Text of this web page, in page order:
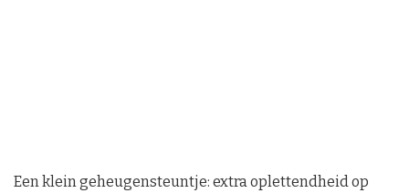
Een klein geheugensteuntje: extra oplettendheid op